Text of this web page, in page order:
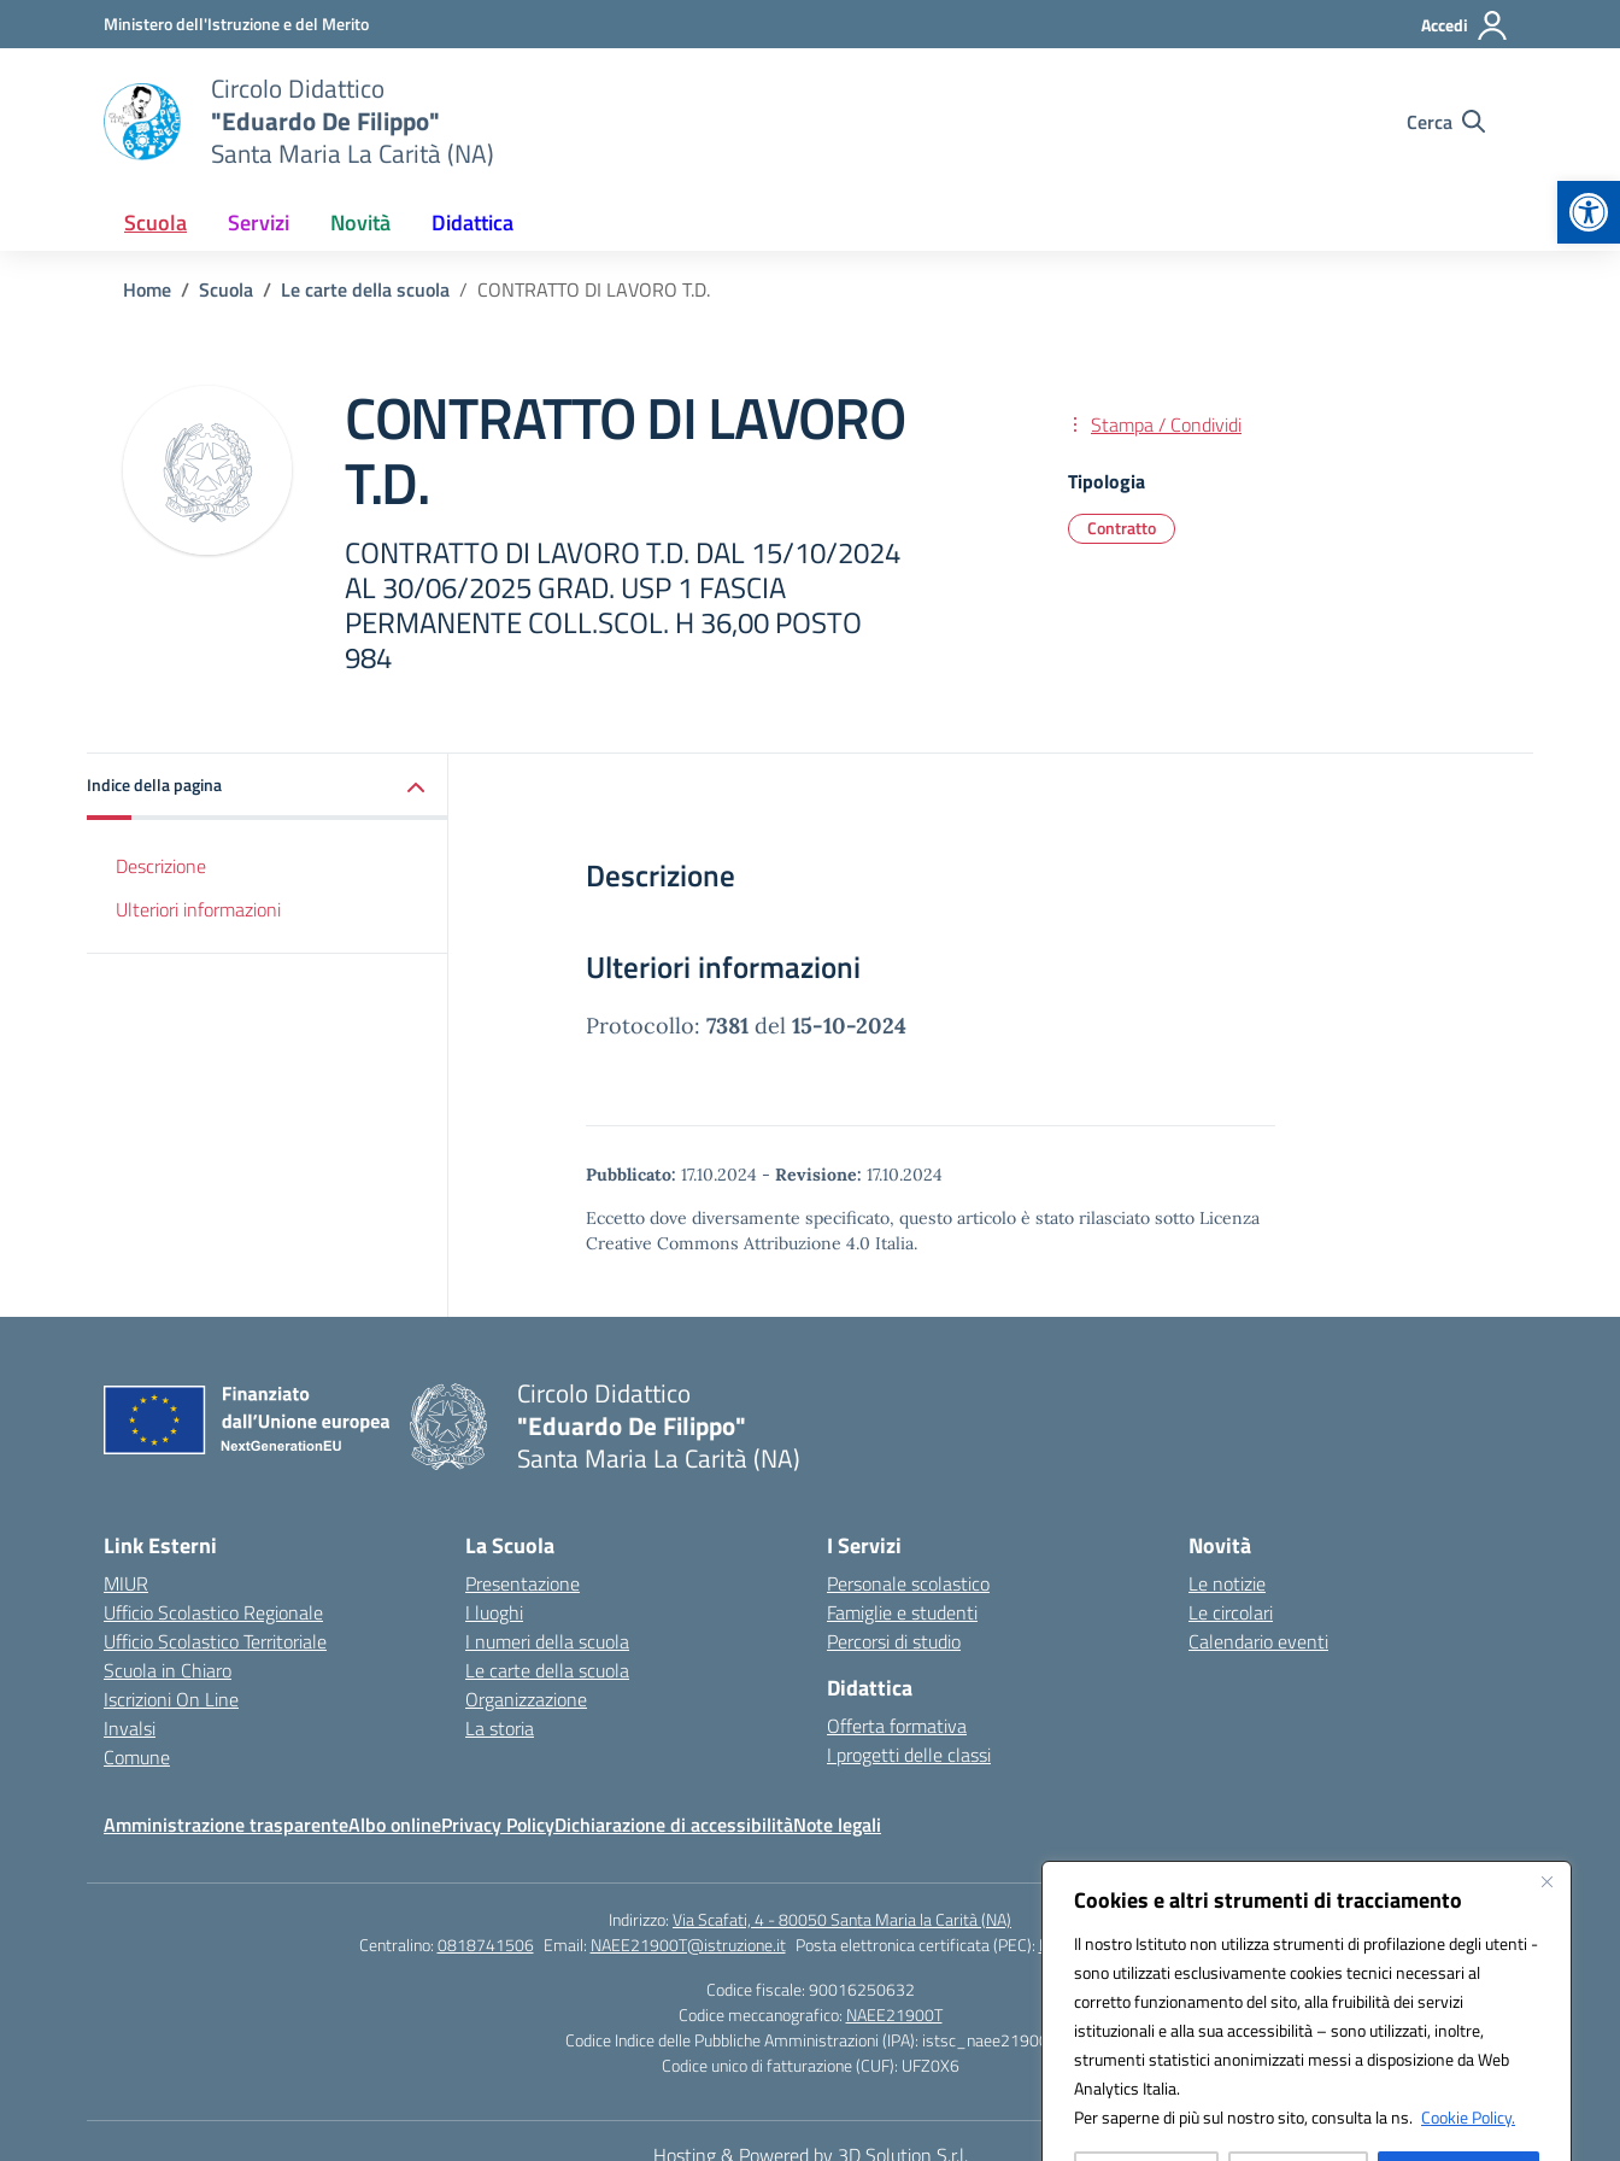
Cookies e altri strumenti di tracciamento
Il nostro Istituto non utilizza strumenti di profilazione degli utenti -
sono utilizzati esclusivamente cookies tecnici necessari al
corretto funzionamento del sito, alla fruibilità dei servizi
istituzionali e alla sua accessibilità – sono utilizzati, inoltre,
strumenti statistici anonimizzati messi a disposizione da Web
Analytics Italia.
Per saperne di più sul nostro sito, consulta la ns. Cookie Policy.
Vai ai contenuti
Vai al menu di navigazioneMinistero dell'Istruzione e del Merito Accedi
Circolo Didattico
"Eduardo De Filippo"
Santa Maria La Carità (NA)
Cerca
Scuola Servizi Novità Didattica
Home Scuola Le carte della scuola CONTRATTO DI LAVORO T.D.
CONTRATTO DI LAVORO
T.D.
CONTRATTO DI LAVORO T.D. DAL 15/10/2024
AL 30/06/2025 GRAD. USP 1 FASCIA
PERMANENTE COLL.SCOL. H 36,00 POSTO
984
Stampa / Condividi
Tipologia
Contratto
Indice della pagina
Descrizione
Ulteriori informazioni
Descrizione
Ulteriori informazioni
Protocollo: 7381 del 15-10-2024
Pubblicato: 17.10.2024 - Revisione: 17.10.2024
Eccetto dove diversamente specificato, questo articolo è stato rilasciato sotto Licenza
Creative Commons Attribuzione 4.0 Italia.
Circolo Didattico
"Eduardo De Filippo"
Santa Maria La Carità (NA)
Link Esterni
MIUR
Ufficio Scolastico Regionale
Ufficio Scolastico Territoriale
Scuola in Chiaro
Iscrizioni On Line
Invalsi
Comune
La Scuola
Presentazione
I luoghi
I numeri della scuola
Le carte della scuola
Organizzazione
La storia
I Servizi
Personale scolastico
Famiglie e studenti
Percorsi di studio
Didattica
Offerta formativa
I progetti delle classi
Novità
Le notizie
Le circolari
Calendario eventi
Amministrazione trasparenteAlbo onlinePrivacy PolicyDichiarazione di accessibilitàNote legali
Indirizzo:Via Scafati, 4 - 80050 Santa Maria la Carità (NA)
Centralino:0818741506 Email: NAEE21900T@istruzione.it Posta elettronica certificata (PEC): NAEE21900T@pec.istruzione.it
Codice fiscale: 90016250632
Codice meccanografico: NAEE21900T
Codice Indice delle Pubbliche Amministrazioni (IPA): istsc_naee21900t
Codice unico di fatturazione (CUF): UFZ0X6
Hosting & Powered by 3D Solution S.r.l.